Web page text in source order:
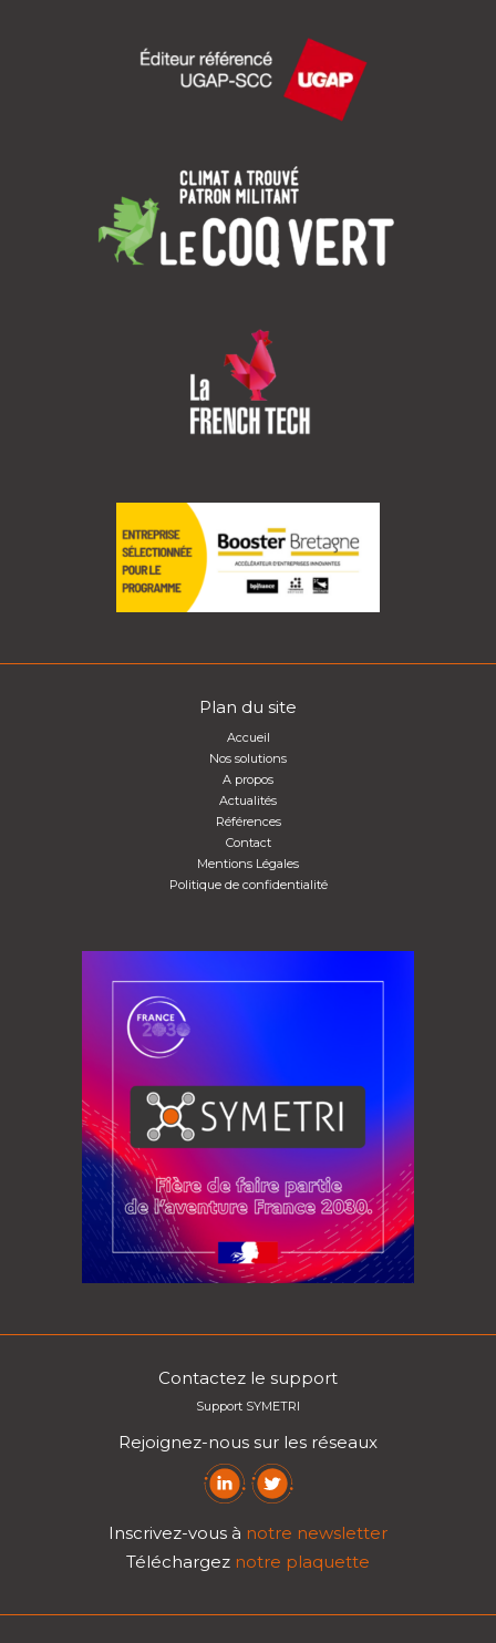
Plan du site
Accueil
Nos solutions
A propos
Actualités
Références
Contact
Mentions Légales
Politique de confidentialité
Contactez le support
Support SYMETRI
Rejoignez-nous sur les réseaux
Inscrivez-vous à notre newsletter
Téléchargez notre plaquette